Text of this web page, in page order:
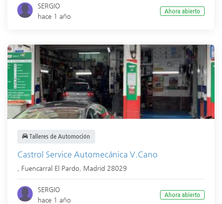
SERGIO
hace 1 año
Ahora abierto
Talleres de Automoción
Castrol Service Automecánica V.Cano
Fuencarral El Pardo Madrid 28029
SERGIO
hace 1 año
Ahora abierto